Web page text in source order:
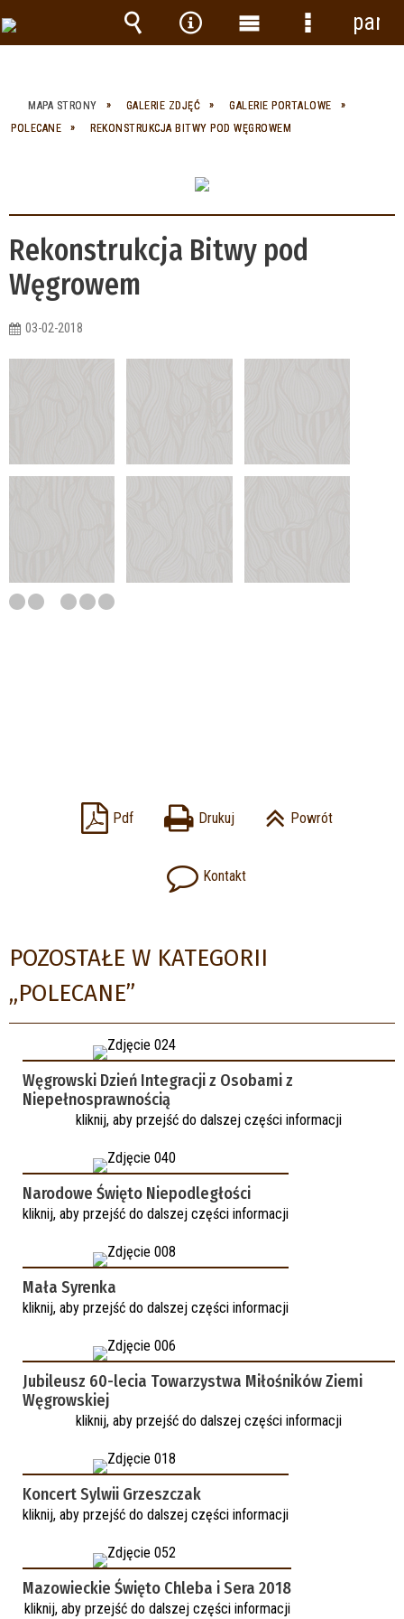
MAPA STRONY GALERIE ZDJĘĆ
GALERIE PORTALOWE
POLECANE
REKONSTRUKCJA BITWY POD WĘGROWEM
Rekonstrukcja Bitwy pod
Węgrowem
03-02-2018
Pdf Drukuj Powrót
Kontakt
POZOSTAŁE W KATEGORII
„POLECANE”
Węgrowski Dzień Integracji z Osobami z
Niepełnosprawnością
kliknij, aby przejść do dalszej części informacji
Narodowe Święto Niepodległości
kliknij, aby przejść do dalszej części informacji
Mała Syrenka
kliknij, aby przejść do dalszej części informacji
Jubileusz 60-lecia Towarzystwa Miłośników Ziemi
Węgrowskiej
kliknij, aby przejść do dalszej części informacji
Koncert Sylwii Grzeszczak
kliknij, aby przejść do dalszej części informacji
Mazowieckie Święto Chleba i Sera 2018
kliknij, aby przejść do dalszej części informacji
Wyszukiwarka
Narzędzia
Menu Menu
panel